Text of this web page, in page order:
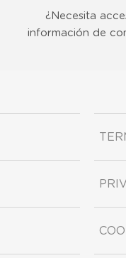
¿Necesita
información de